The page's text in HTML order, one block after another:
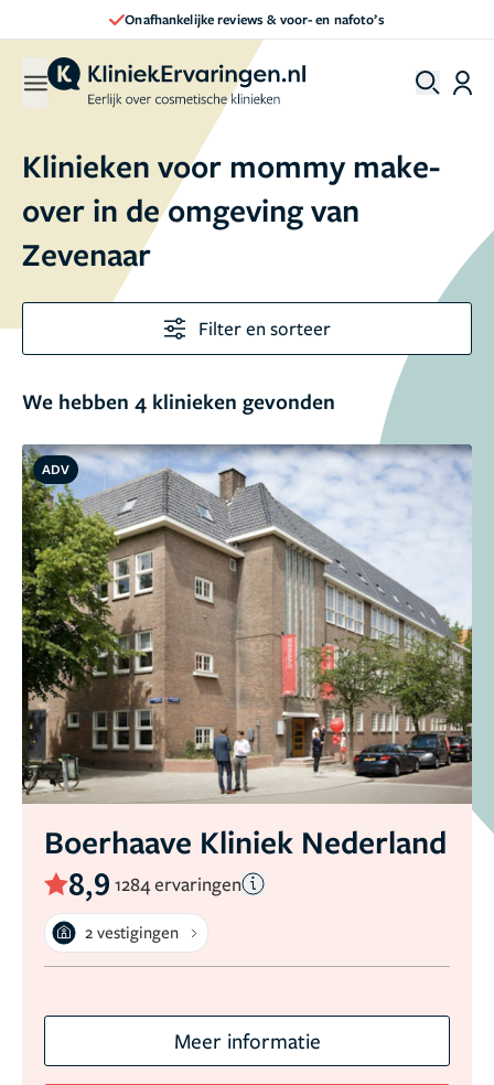
Onafhankelijke reviews & voor- en nafoto’s
Klinieken voor mommy make-
over in de omgeving van
Zevenaar
Filter en sorteer
We hebben 4 klinieken gevonden
ADV
Boerhaave Kliniek Nederland
8,9 1284 ervaringen
2 vestigingen
Meer informatie